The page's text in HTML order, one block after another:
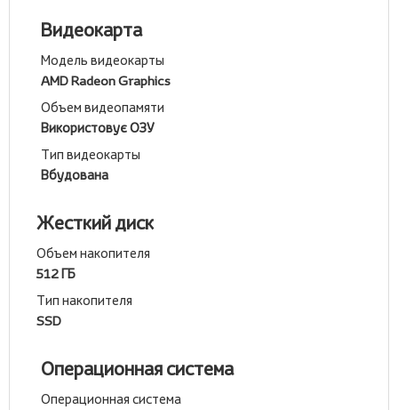
Видеокарта
Модель видеокарты
AMD Radeon Graphics
Объем видеопамяти
Використовує ОЗУ
Тип видеокарты
Вбудована
Жесткий диск
Объем накопителя
512 ГБ
Тип накопителя
SSD
Операционная система
Операционная система